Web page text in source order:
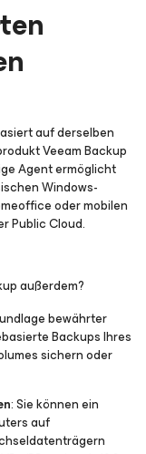
auf derselben
Veeam Backup
Agent ermöglicht
Windows-
oder mobilen
Public Cloud.
außerdem?
bewährter
Backups Ihres
sichern oder
: Sie können ein
auf